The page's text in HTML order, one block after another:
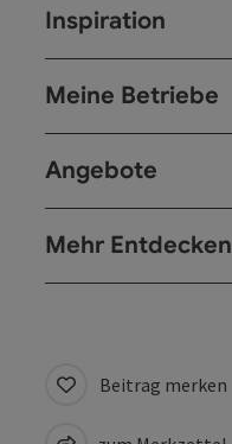
Inspiration
Meine Betriebe
Angebote
Mehr Entdecken
Beitrag merken